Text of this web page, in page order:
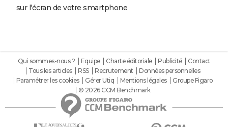
sur l'écran de votre smartphone
Qui sommes-nous ? Equipe Charte éditoriale Publicité
Contact
Tous les articles
RSS Recrutement
Données personnelles
Paramétrer les cookies
Gérer Utiq Mentions légales
Groupe Figaro
© 2026 CCM Benchmark